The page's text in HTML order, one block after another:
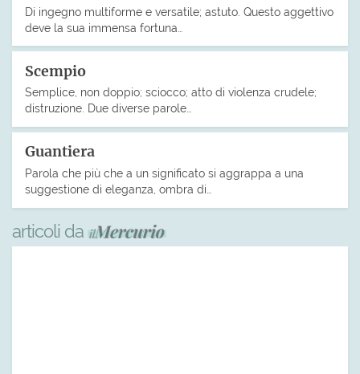
Di ingegno multiforme e versatile; astuto. Questo aggettivo
deve la sua immensa fortuna…
Scempio
Semplice, non doppio; sciocco; atto di violenza crudele;
distruzione. Due diverse parole…
Guantiera
Parola che più che a un significato si aggrappa a una
suggestione di eleganza, ombra di…
articoli da